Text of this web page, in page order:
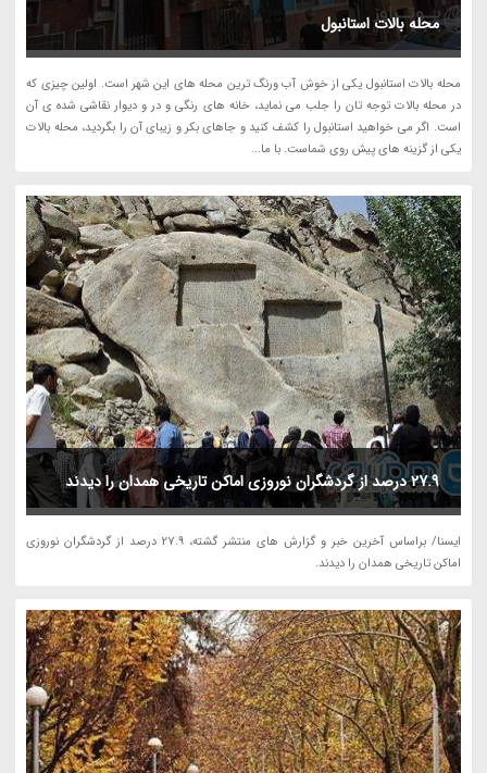
محله بالات استانبول
محله بالات استانبول یکی از خوش آب ورنگ ترین محله های این شهر است. اولین چیزی که
در محله بالات توجه تان را جلب می نماید، خانه های رنگی و در و دیوار نقاشی شده ی آن
است. اگر می خواهید استانبول را کشف کنید و جاهای بکر و زیبای آن را بگردید، محله بالات
یکی از گزینه های پیش روی شماست. با ما...
27.9 درصد از گردشگران نوروزی اماکن تاریخی همدان را دیدند
ایسنا/ براساس آخرین خبر و گزارش های منتشر گشته، 27.9 درصد از گردشگران نوروزی
اماکن تاریخی همدان را دیدند.